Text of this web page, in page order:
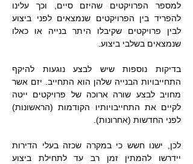
למספר הפרויקטים שהיזם סיים, וכך עלינו
להפריד בין הפרויקטים שנמצאים לפני ביצוע
לבין פרויקטים שקיבלו היתר בנייה או כאלו
שנמצאים בשלבי ביצוע.
בדיקות נוספות שיש לבצע נוגעות להיקף
התחייבויות הבנייה שלהן הוא התחייב. יזם אשר
מחויב לבצע שורה ארוכה של פרויקטים ייטה
לקיים את התחייבויותיו הקודמות (הראשונות)
לפני החדשות (אחרונות).
לכן, ישנו חשש כי במקרה שכזה בעלי הדירות
יידרשו להמתין זמן רב עד לתחילת ביצוע